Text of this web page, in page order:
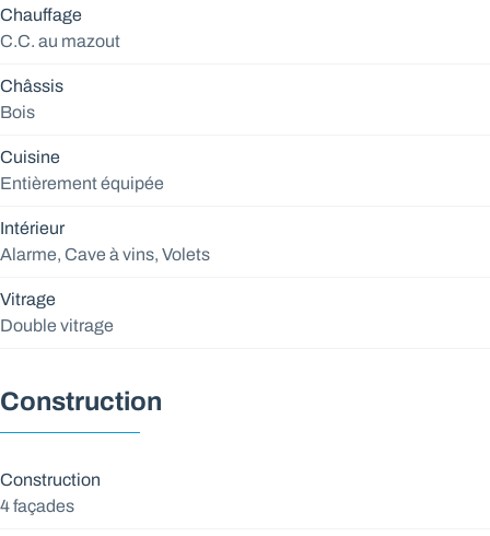
Chauffage
C.C. au mazout
Châssis
Bois
Cuisine
Entièrement équipée
Intérieur
Alarme, Cave à vins, Volets
Vitrage
Double vitrage
Construction
Construction
4 façades